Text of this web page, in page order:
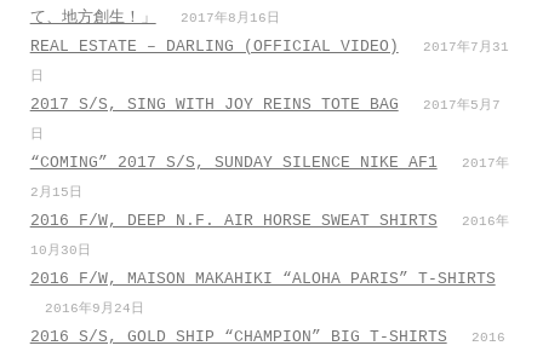
て、地方創生！」
2017年8月16日
REAL ESTATE – DARLING (OFFICIAL VIDEO)
2017年7月31
日
2017 S/S, SING WITH JOY REINS TOTE BAG
2017年5月7
日
“COMING” 2017 S/S, SUNDAY SILENCE NIKE AF1
2017年
2月15日
2016 F/W, DEEP N.F. AIR HORSE SWEAT SHIRTS
2016年
10月30日
2016 F/W, MAISON MAKAHIKI “ALOHA PARIS” T-SHIRTS
2016年9月24日
2016 S/S, GOLD SHIP “CHAMPION” BIG T-SHIRTS
2016